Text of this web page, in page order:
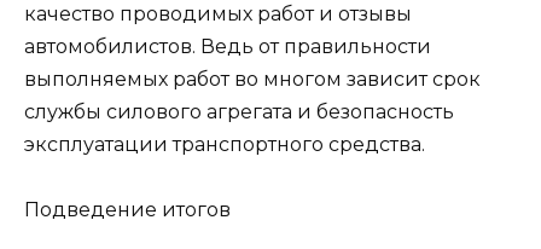
качество проводимых работ и отзывы
автомобилистов. Ведь от правильности
выполняемых работ во многом зависит срок
службы силового агрегата и безопасность
эксплуатации транспортного средства.
Подведение итогов